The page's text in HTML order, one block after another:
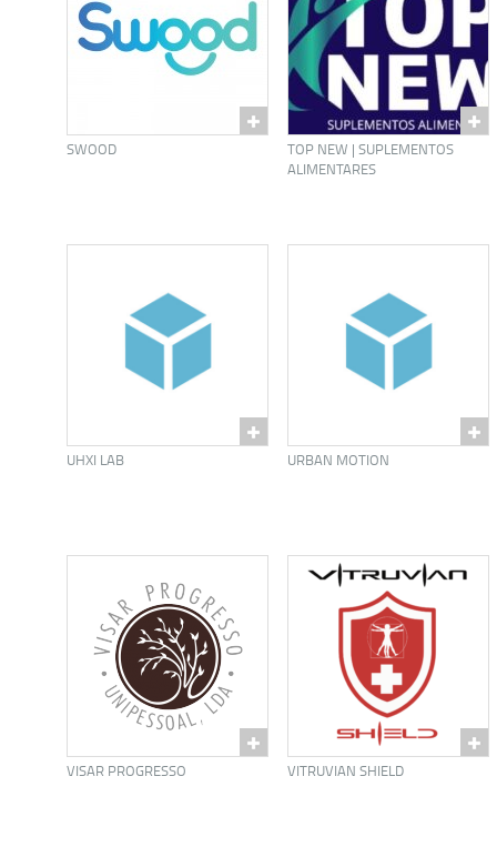
SWOOD
TOP NEW | SUPLEMENTOS
ALIMENTARES
UHXI LAB URBAN MOTION
VISAR PROGRESSO VITRUVIAN SHIELD